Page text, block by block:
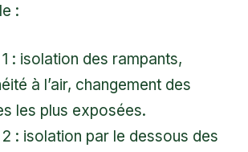
:
: isolation des rampants,
à l’air, changement des
les plus exposées.
2 : isolation par le dessous des